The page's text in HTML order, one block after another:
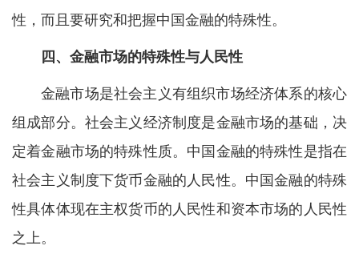
性，而且要研究和把握中国金融的特殊性。
四、金融市场的特殊性与人民性
金融市场是社会主义有组织市场经济体系的核心
组成部分。社会主义经济制度是金融市场的基础，决
定着金融市场的特殊性质。中国金融的特殊性是指在
社会主义制度下货币金融的人民性。中国金融的特殊
性具体体现在主权货币的人民性和资本市场的人民性
之上。